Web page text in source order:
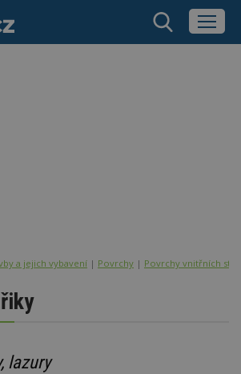
a jejich vybavení | Povrchy | Povrchy vnitřních stěn
lazury